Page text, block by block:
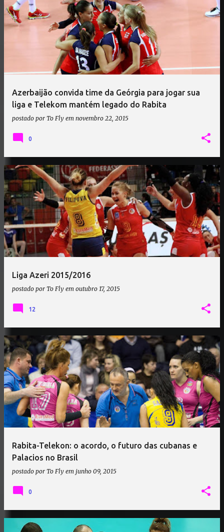
Azerbaijão convida time da Geórgia para jogar sua
liga e Telekom mantém legado do Rabita
postado por To Fly em novembro 22, 2015
0
Liga Azeri 2015/2016
postado por To Fly em outubro 17, 2015
12
Rabita-Telekon: o acordo, o futuro das cubanas e
Palacios no Brasil
postado por To Fly em junho 09, 2015
0